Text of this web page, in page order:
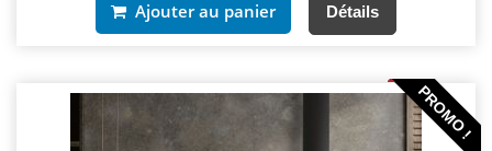
Ajouter au panier Détails
PROMO !